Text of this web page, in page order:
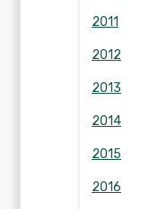
2011
2012
2013
2014
2015
2016